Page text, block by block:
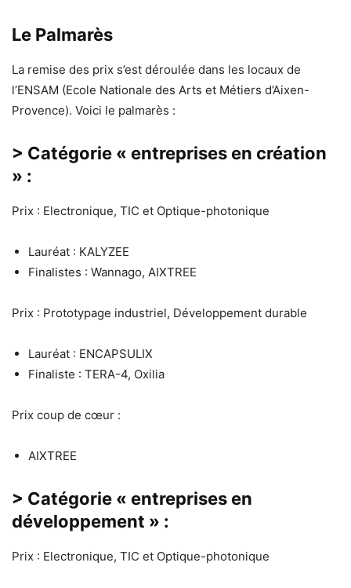
Le Palmarès
La remise des prix s’est déroulée dans les locaux de
l’ENSAM (Ecole Nationale des Arts et Métiers d’Aixen-
Provence). Voici le palmarès :
> Catégorie « entreprises en création
» :
Prix : Electronique, TIC et Optique-photonique
Lauréat : KALYZEE
Finalistes : Wannago, AIXTREE
Prix : Prototypage industriel, Développement durable
Lauréat : ENCAPSULIX
Finaliste : TERA-4, Oxilia
Prix coup de cœur :
AIXTREE
> Catégorie « entreprises en
développement » :
Prix : Electronique, TIC et Optique-photonique